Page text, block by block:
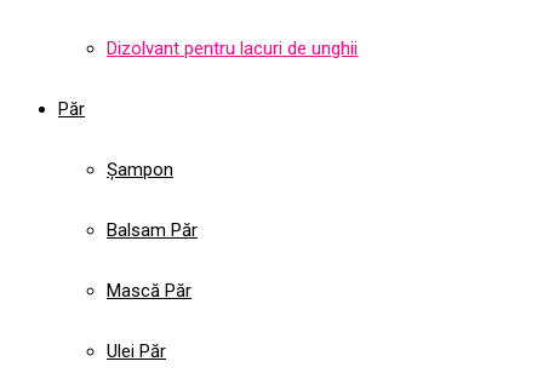
Dizolvant pentru lacuri de unghii
Păr
Șampon
Balsam Păr
Mască Păr
Ulei Păr